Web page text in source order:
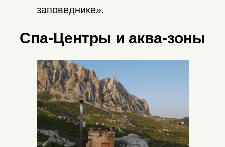
заповеднике».
43.697205,40.268211
названию, или вставить
координаты в навигаторе.
Спа-Центры и аква-зоны